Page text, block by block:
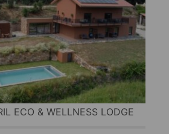
ECO & WELLNESS LODGE